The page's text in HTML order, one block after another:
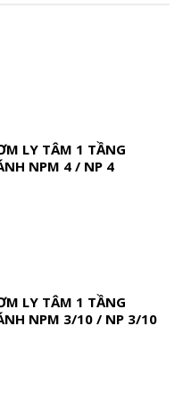
LY TÂM 1 TẦNG
NPM 4 / NP 4
LY TÂM 1 TẦNG
NPM 3/10 / NP 3/10